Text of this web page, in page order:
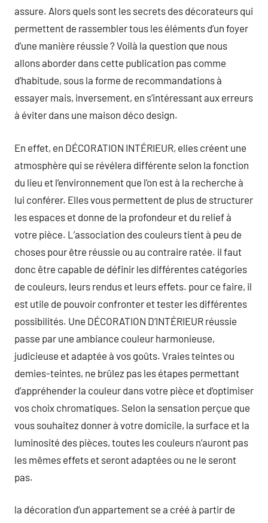
assure. Alors quels sont les secrets des décorateurs qui
permettent de rassembler tous les éléments d’un foyer
d’une manière réussie ? Voilà la question que nous
allons aborder dans cette publication pas comme
d’habitude, sous la forme de recommandations à
essayer mais, inversement, en s’intéressant aux erreurs
à éviter dans une maison déco design.
En effet, en DÉCORATION INTÉRIEUR, elles créent une
atmosphère qui se révélera différente selon la fonction
du lieu et l’environnement que l’on est à la recherche à
lui conférer. Elles vous permettent de plus de structurer
les espaces et donne de la profondeur et du relief à
votre pièce. L’association des couleurs tient à peu de
choses pour être réussie ou au contraire ratée. il faut
donc être capable de définir les différentes catégories
de couleurs, leurs rendus et leurs effets. pour ce faire, il
est utile de pouvoir confronter et tester les différentes
possibilités. Une DÉCORATION D’INTÉRIEUR réussie
passe par une ambiance couleur harmonieuse,
judicieuse et adaptée à vos goûts. Vraies teintes ou
demies-teintes, ne brûlez pas les étapes permettant
d’appréhender la couleur dans votre pièce et d’optimiser
vos choix chromatiques. Selon la sensation perçue que
vous souhaitez donner à votre domicile, la surface et la
luminosité des pièces, toutes les couleurs n’auront pas
les mêmes effets et seront adaptées ou ne le seront
pas.
la décoration d’un appartement se a créé à partir de